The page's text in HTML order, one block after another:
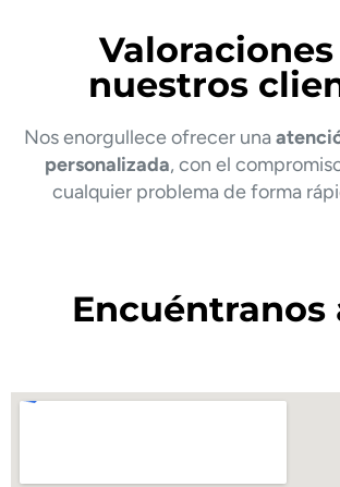
nuestros
Nos enorgullece ofrecer una
personalizada, con el
cualquier problema de forma
Encuéntranos